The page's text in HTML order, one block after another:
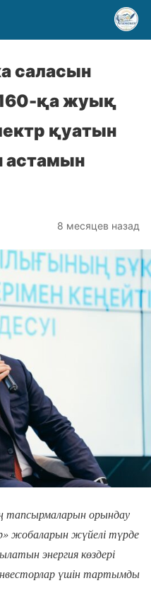
саласын
қа жуық
қуатын
астамын
8 месяцев назад
орындау
жобаларын жүйелі түрде
энергия көздері
үшін тартымды